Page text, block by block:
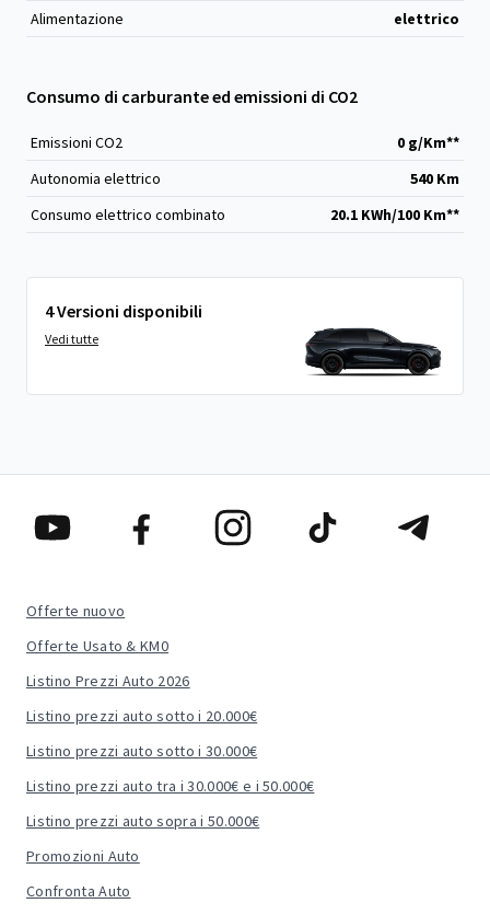
Alimentazione
elettrico
Consumo di carburante ed emissioni di CO2
Emissioni CO2
0 g/Km**
Autonomia elettrico
540 Km
Consumo elettrico combinato
20.1 KWh/100 Km**
4 Versioni disponibili
Vedi tutte
Offerte nuovo
Offerte Usato & KM0
Listino Prezzi Auto 2026
Listino prezzi auto sotto i 20.000€
Listino prezzi auto sotto i 30.000€
Listino prezzi auto tra i 30.000€ e i 50.000€
Listino prezzi auto sopra i 50.000€
Promozioni Auto
Confronta Auto